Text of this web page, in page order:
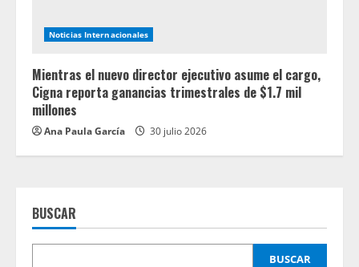
Noticias Internacionales
Mientras el nuevo director ejecutivo asume el cargo,
Cigna reporta ganancias trimestrales de $1.7 mil
millones
Ana Paula García 30 julio 2026
BUSCAR
BUSCAR